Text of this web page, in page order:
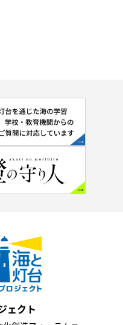
ェクト